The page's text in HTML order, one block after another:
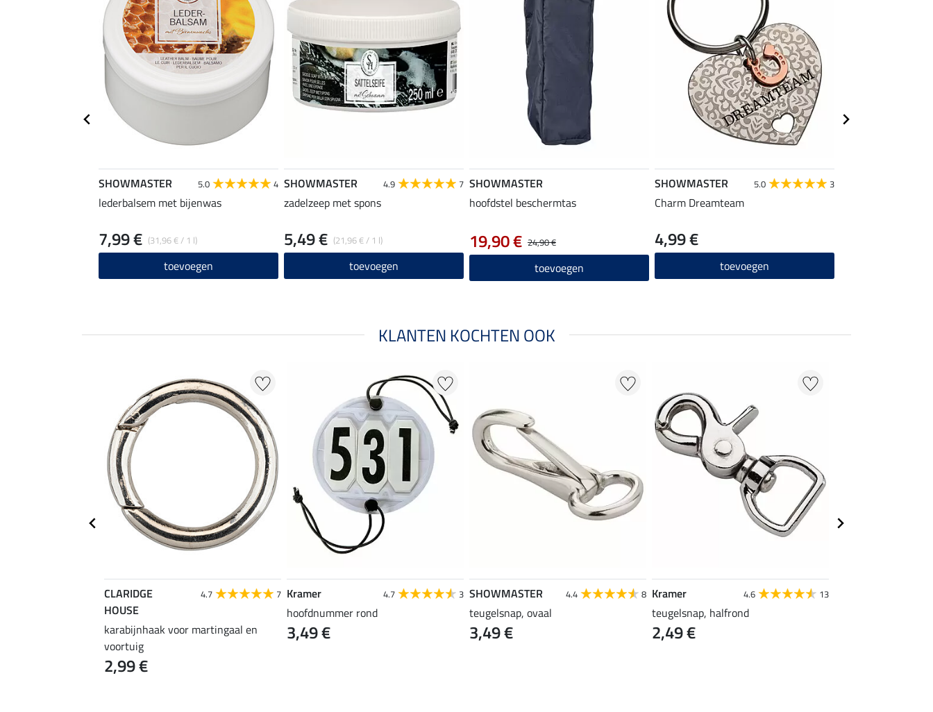
SHOWMASTER 5.0 4
lederbalsem met bijenwas
(31,96 € / 1 l)
7,99 €
toevoegen
SHOWMASTER 4.9 7
zadelzeep met spons
(21,96 € / 1 l)
5,49 €
toevoegen
SHOWMASTER
hoofdstel beschermtas
24,90 €
19,90 €
toevoegen
SHOWMASTER 5.0 3
Charm Dreamteam
4,99 €
toevoegen
KLANTEN KOCHTEN OOK
CLARIDGE
HOUSE
4.7 7
karabijnhaak voor martingaal en
voortuig
2,99 €
Kramer 4.7 3
hoofdnummer rond
3,49 €
SHOWMASTER 4.4 8
teugelsnap, ovaal
3,49 €
Kramer 4.6 13
teugelsnap, halfrond
2,49 €